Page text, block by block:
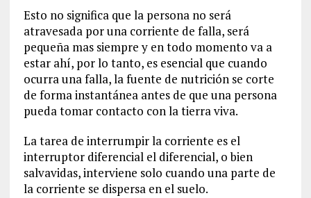
Esto no significa que la persona no será
atravesada por una corriente de falla, será
pequeña mas siempre y en todo momento va a
estar ahí, por lo tanto, es esencial que cuando
ocurra una falla, la fuente de nutrición se corte
de forma instantánea antes de que una persona
pueda tomar contacto con la tierra viva.
La tarea de interrumpir la corriente es el
interruptor diferencial el diferencial, o bien
salvavidas, interviene solo cuando una parte de
la corriente se dispersa en el suelo.